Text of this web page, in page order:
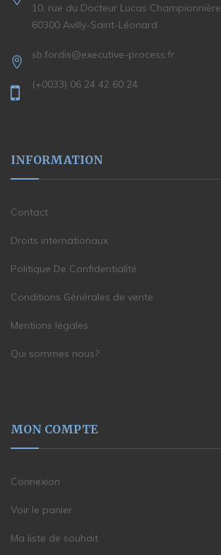
10, rue du Docteur Lucas Championnière
60300 Avilly-Saint-Léonard
sb.fordis@executive-process.fr
(+0033) 06 24 42 60 24
INFORMATION
Contact
Droits internationaux
Politique De Confidentialité
Conditions Générales de vente
Mentions légales
Qui sommes nous?
MON COMPTE
Connexion
Voir le panier
Ma liste de souhait